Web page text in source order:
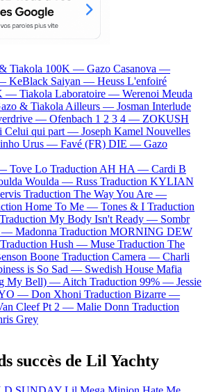
Tiakola 100K — Gazo Casanova —
KeBlack Saiyan — Heuss L'enfoiré
— Tiakola Laboratoire — Werenoi Meuda
& Tiakola Ailleurs — Josman Interlude
— Ofenbach 1 2 3 4 — ZOKUSH
Celui qui part — Joseph Kamel Nouvelles
Urus — Favé (FR) DIE — Gazo
Tove Lo Traduction AH HA — Cardi B
Woulda — Russ Traduction KYLIAN
Traduction The Way You Are —
Home To Me — Tones & I Traduction
Traduction My Body Isn't Ready — Sombr
— Madonna Traduction MORNING DEW
Traduction Hush — Muse Traduction The
Boone Traduction Camera — Charli
is So Sad — Swedish House Mafia
My Bell) — Aitch Traduction 99% — Jessie
— Don Xhoni Traduction Bizarre —
Cleef Pt 2 — Malie Donn Traduction
Grey
succès de Lil Yachty